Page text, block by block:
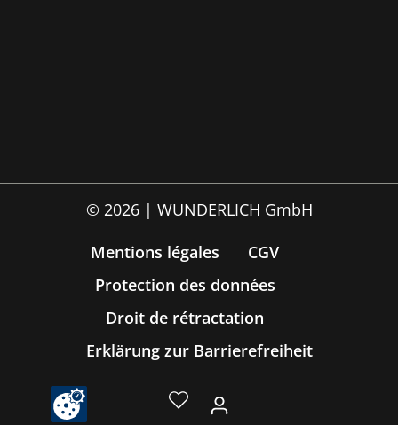
© 2026 | WUNDERLICH GmbH
Mentions légales
CGV
Protection des données
Droit de rétractation
Erklärung zur Barrierefreiheit